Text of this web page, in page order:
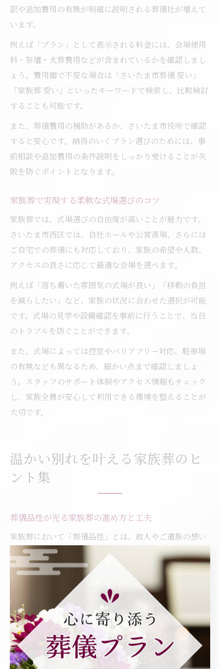
訳や追加費用の有無が明確に説明される葬儀社が増えて
います。
例えば「プラン」として表示される料金には、会場使用
料・祭壇・火葬費用などが含まれているかを確認しまし
ょう。費用面で不安な場合は「さいたま市葬儀 安い」
「家族葬 安い」といったキーワードで検索し、比較検討
することも可能です。
また、葬儀費用の補助があるか、さいたま市役所で確認
すると安心です。納得のいくプラン選びのためには、事
前相談や追加費用の条件説明をしっかり受けることが失
敗を防ぐポイントとなります。
家族葬で実現する柔軟な式場選びのコツ
家族葬では、式場選びの自由度が高いことが魅力です。
さいたま市西区では、自社ホールや公営斎場、さらには
ご自宅での葬儀にも対応しており、家族の希望や人数、
アクセスの良さに応じて最適な会場を選べます。
例えば「落ち着いた雰囲気の式場が良い」「移動の負担
を減らしたい」など、家族の状況に合わせた選択が可能
です。式場の見学や設備確認を事前に行うことで、当日
のトラブルを防ぐことができます。
また、式場によっては控室やバリアフリー対応、駐車場
の有無なども異なるため、細かい点まで確認しましょ
う。スタッフのサポート体制やアクセス情報もチェック
し、家族全員が安心して利用できる環境を整えることが
大切です。
温かい別れを叶える家族葬のヒ
ント集
葬儀品性が光る家族葬の進め方と工夫
家族葬において「葬儀品性」とは、故人やご遺族の想い
を大切にしながら、無理のない範囲で上質な時間と空間
を提供することです。埼玉県さいたま市さいたま市西区
では、地域の習慣やご家族の希望に合わせた柔軟な対応
が求められています。例えば、仏式・神式・無宗教など
宗旨に応じた進行が可能で、形式にとらわれすぎない心
のこもった見送りが実現できます。
事前相談を活用することで、葬儀の流れや費用、必要な
準備物などを事前に確認でき、急な手配にも落ち着いて